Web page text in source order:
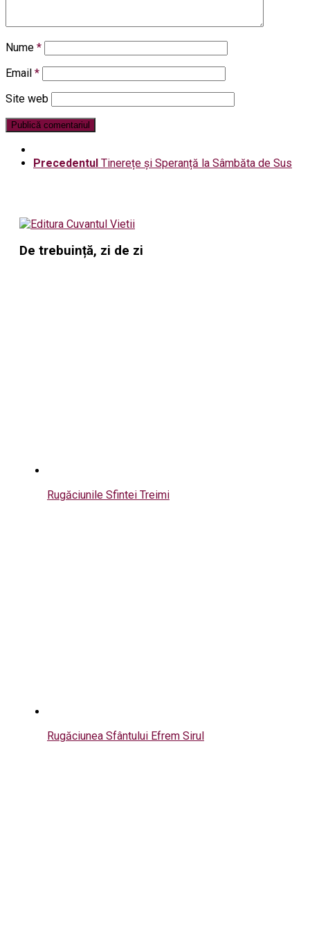
Nume *
Email *
Site web
Precedentul Tinerețe și Speranță la Sâmbăta de Sus
De trebuință, zi de zi
Rugăciunile Sfintei Treimi
Rugăciunea Sfântului Efrem Sirul